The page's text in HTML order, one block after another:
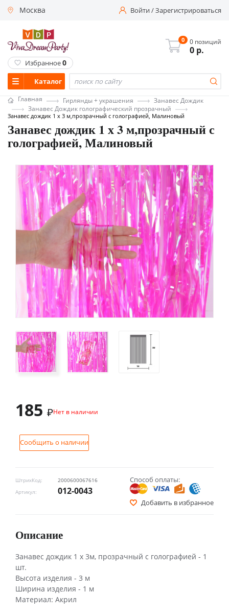
Москва Войти/Зарегистрироваться
Каталог
0 0 позиций
0 р.
Избранное0
Главная Гирлянды + украшения
Занавес Дождик
Занавес Дождик голографический прозрачный
Занавес дождик 1 х 3 м,прозрачный с голографией, Малиновый
Занавес дождик 1 х 3 м,прозрачный с
голографией, Малиновый
ШтрихКод:
2000600067616
Артикул:
012-0043
Способ оплаты:
Добавить в избранное
185 ₽Нет в наличии
Сообщить о наличии
Описание
Занавес дождик 1 х 3м, прозрачный с голографией - 1
шт.
Высота изделия - 3 м
Ширина изделия - 1 м
Материал: Акрил